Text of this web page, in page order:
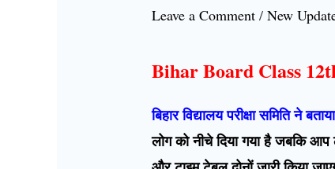
Leave a Comment /New
Bihar Board Class
बिहार विद्यालय परीक्षा समिति ने
लोग को नीचे दिया गया है जबकि